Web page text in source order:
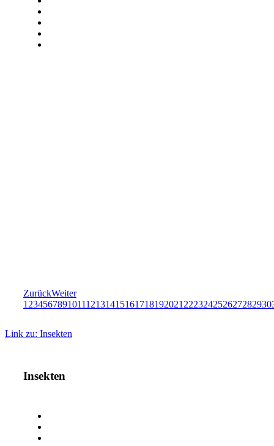
ZurückWeiter
1 23456789101112131415161718192021 222324252627282930
Link zu: Insekten
Insekten